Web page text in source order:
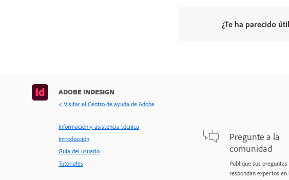
¿Te ha parecido
ADOBE INDESIGN
< Visitar el Centro de ayuda de Adobe
Información y asistencia técnica
Introducción
Guía del usuario
Tutoriales
Pregunte a la
comunidad
Publique sus
respondan expertos en